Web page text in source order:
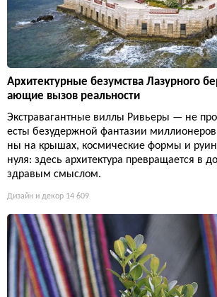
Архитектурные безумства Лазурного
ающие вызов реальности
Экстравагантные виллы Ривьеры — не
есты безудержной фантазии
ны на крышах, космические формы и
нуля: здесь архитектура превращается в
здравым смыслом.
Дизайн и декор 14 609